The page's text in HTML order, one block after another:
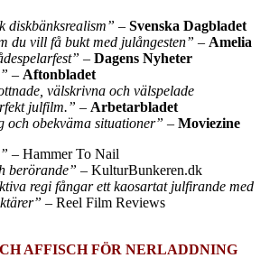
diskbänksrealism” – Svenska Dagbladet
du vill få bukt med julångesten” – Amelia
– Dagens Nyheter
– Aftonbladet
välskrivna och välspelade
julfilm.” – Arbetarbladet
och obekväma situationer” – Moviezine
– Hammer To Nail
berörande” – KulturBunkeren.dk
regi fångar ett kaosartat julfirande med
– Reel Film Reviews
AFFISCH FÖR NERLADDNING